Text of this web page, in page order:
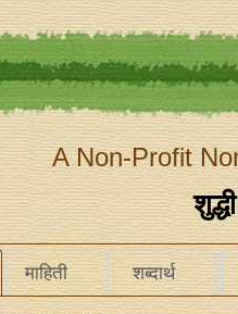
A Non-Profit
माहिती शब्दार्थ